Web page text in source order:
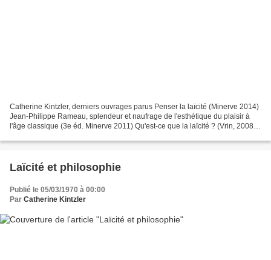
Catherine Kintzler, derniers ouvrages parus Penser la laïcité (Minerve 2014)
Jean-Philippe Rameau, splendeur et naufrage de l'esthétique du plaisir à
l'âge classique (3e éd. Minerve 2011) Qu'est-ce que la laïcité ? (Vrin, 2008)
Laïcité et philosophie
Publié le 05/03/1970 à 00:00
Par Catherine Kintzler